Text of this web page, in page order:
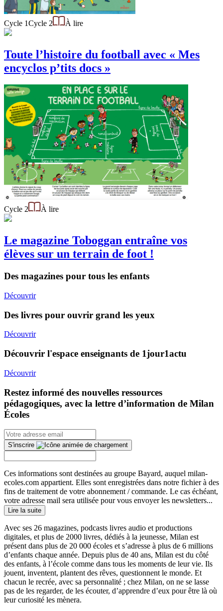
Cycle 1Cycle 2 À lire
Toute l’histoire du football avec « Mes
encyclos p’tits docs »
Cycle 2 À lire
Le magazine Toboggan entraîne vos
élèves sur un terrain de foot !
Des magazines pour tous les enfants
Découvrir
Des livres pour ouvrir grand les yeux
Découvrir
Découvrir l'espace enseignants de 1jour1actu
Découvrir
Restez informé des nouvelles ressources
pédagogiques, avec la lettre d’information de Milan
Écoles
S'inscrire
Ces informations sont destinées au groupe Bayard, auquel milan-
ecoles.com appartient. Elles sont enregistrées dans notre fichier à des
fins de traitement de votre abonnement / commande. Le cas échéant,
votre adresse mail sera utilisée pour vous envoyer les newsletters...
Lire la suite
Avec ses 26 magazines, podcasts livres audio et productions
digitales, et plus de 2000 livres, dédiés à la jeunesse, Milan est
présent dans plus de 20 000 écoles et s’adresse à plus de 6 millions
d’enfants chaque année. Depuis plus de 40 ans, Milan est du côté
des enfants, à l’école comme dans tous les moments de leur vie. Ils
jouent, inventent, plantent des rêves, questionnent le monde. Et
chacun le recrée, avec sa personnalité ; chez Milan, on ne se lasse
pas de les regarder, de les écouter, d’apprendre d’eux pour être là où
leur curiosité les mènera.